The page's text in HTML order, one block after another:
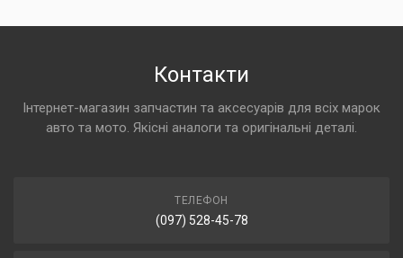
Контакти
Інтернет-магазин запчастин та аксесуарів для всіх марок
авто та мото. Якісні аналоги та оригінальні деталі.
ТЕЛЕФОН
(097) 528-45-78